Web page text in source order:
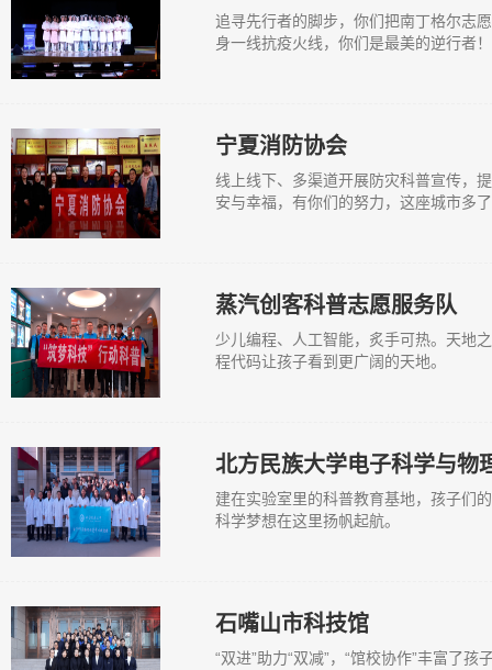
追寻先行者的脚步，你们把南丁格尔志
身一线抗疫火线，你们是最美的逆行者！
宁夏消防协会
线上线下、多渠道开展防灾科普宣传，
安与幸福，有你们的努力，这座城市多
蒸汽创客科普志愿服务队
少儿编程、人工智能，炙手可热。天地
程代码让孩子看到更广阔的天地。
北方民族大学电子科学与物
建在实验室里的科普教育基地，孩子们
科学梦想在这里扬帆起航。
石嘴山市科技馆
“双进”助力“双减”，“馆校协作”丰富了